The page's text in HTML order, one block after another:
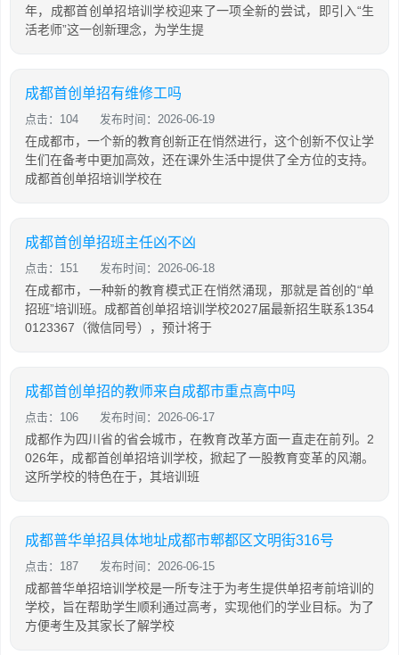
年，成都首创单招培训学校迎来了一项全新的尝试，即引入“生
活老师”这一创新理念，为学生提
成都首创单招有维修工吗
点击：104 发布时间：2026-06-19
在成都市，一个新的教育创新正在悄然进行，这个创新不仅让学
生们在备考中更加高效，还在课外生活中提供了全方位的支持。
成都首创单招培训学校在
成都首创单招班主任凶不凶
点击：151 发布时间：2026-06-18
在成都市，一种新的教育模式正在悄然涌现，那就是首创的“单
招班”培训班。成都首创单招培训学校2027届最新招生联系1354
0123367（微信同号），预计将于
成都首创单招的教师来自成都市重点高中吗
点击：106 发布时间：2026-06-17
成都作为四川省的省会城市，在教育改革方面一直走在前列。2
026年，成都首创单招培训学校，掀起了一股教育变革的风潮。
这所学校的特色在于，其培训班
成都普华单招具体地址成都市郫都区文明街316号
点击：187 发布时间：2026-06-15
成都普华单招培训学校是一所专注于为考生提供单招考前培训的
学校，旨在帮助学生顺利通过高考，实现他们的学业目标。为了
方便考生及其家长了解学校